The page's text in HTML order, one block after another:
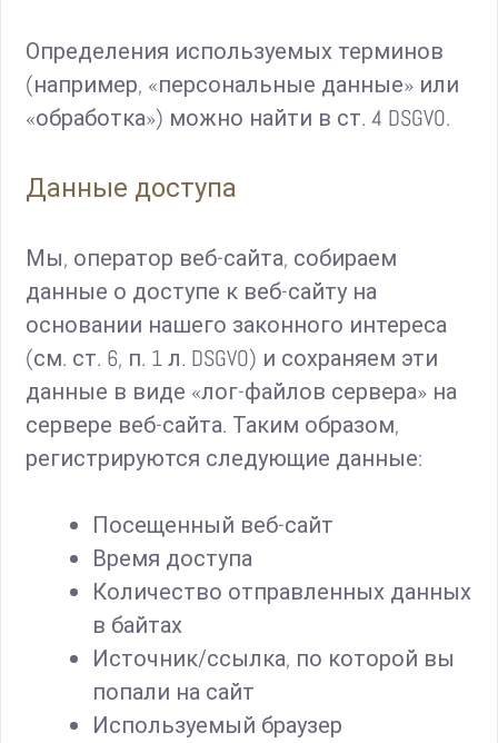
Определения используемых терминов
(например, «персональные данные» или
«обработка») можно найти в ст. 4 DSGVO.
Данные доступа
Мы, оператор веб-сайта, собираем
данные о доступе к веб-сайту на
основании нашего законного интереса
(см. ст. 6, п. 1 л. DSGVO) и сохраняем эти
данные в виде «лог-файлов сервера» на
сервере веб-сайта. Таким образом,
регистрируются следующие данные:
Посещенный веб-сайт
Время доступа
Количество отправленных данных
в байтах
Источник/ссылка, по которой вы
попали на сайт
Используемый браузер